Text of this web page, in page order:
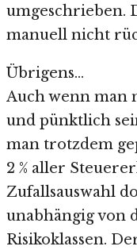
umgeschrieben.
manuell nicht
Übrigens…
Auch wenn man
und pünktlich
man trotzdem
2 % aller
Zufallsauswahl
unabhängig von
Risikoklassen.